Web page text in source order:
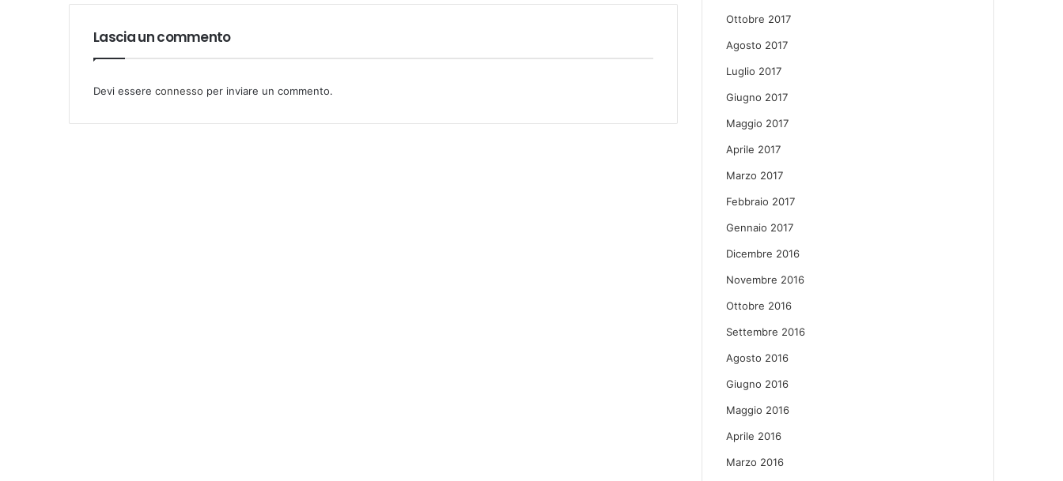
Lascia un commento
Devi essere connesso per inviare un commento.
Ottobre 2017
Agosto 2017
Luglio 2017
Giugno 2017
Maggio 2017
Aprile 2017
Marzo 2017
Febbraio 2017
Gennaio 2017
Dicembre 2016
Novembre 2016
Ottobre 2016
Settembre 2016
Agosto 2016
Giugno 2016
Maggio 2016
Aprile 2016
Marzo 2016